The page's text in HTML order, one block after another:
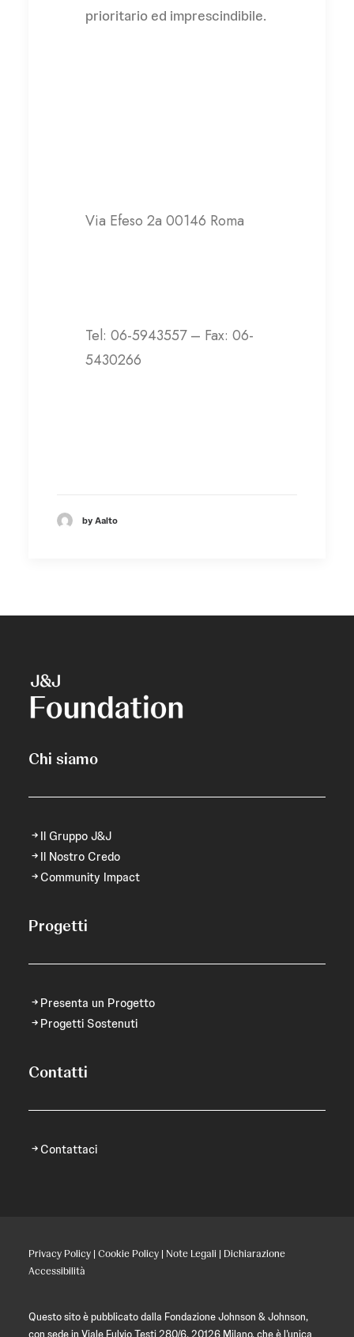
prioritario ed imprescindibile.
Via Efeso 2a 00146 Roma
Tel: 06-5943557 – Fax: 06-
5430266
by Aalto
Chi siamo
Il Gruppo J&J
Il Nostro Credo
Community Impact
Progetti
Presenta un Progetto
Progetti Sostenuti
Contatti
Contattaci
Privacy Policy | Cookie Policy | Note Legali | Dichiarazione
Accessibilità
Questo sito è pubblicato dalla Fondazione Johnson & Johnson,
con sede in Viale Fulvio Testi 280/6, 20126 Milano, che è l’unica